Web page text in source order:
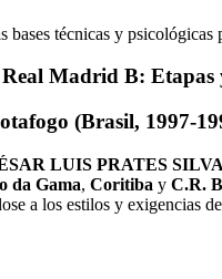
técnicas y psicológicas
Madrid B: Etapas
(Brasil, 1997-
LUIS PRATES SILVA
da Gama, Coritiba y C.R.
a los estilos y exigencias